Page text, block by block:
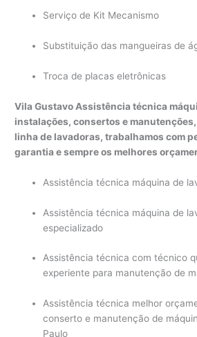
Serviço de Kit Mecanismo
Substituição das mangueiras de
Troca de placas eletrônicas
Vila Gustavo Assistência técnica
instalações, consertos e
linha de lavadoras, trabalhamos com
garantia e sempre os melhores
Assistência técnica máquina de
Assistência técnica máquina de
especializado
Assistência técnica com técnico
experiente para manutenção de
Assistência técnica melhor
conserto e manutenção de
Paulo